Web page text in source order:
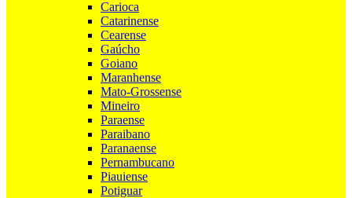
Carioca
Catarinense
Cearense
Gaúcho
Goiano
Maranhense
Mato-Grossense
Mineiro
Paraense
Paraibano
Paranaense
Pernambucano
Piauiense
Potiguar